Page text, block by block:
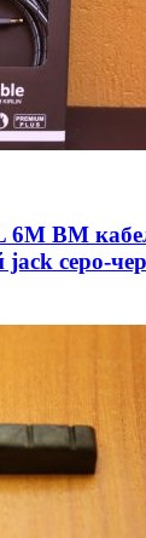
BM
jack серо-